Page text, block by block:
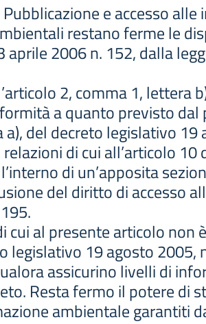
e accesso
restano ferme le
2006 n. 152, dalla
2, comma 1,
a quanto previsto
del decreto legislativo
di cui all’articolo
di un’apposita
del diritto di accesso
cui al presente articolo
legislativo 19 agosto
assicurino livelli di
Resta fermo il potere di
ambientale garantiti